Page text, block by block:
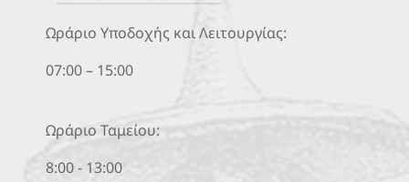
Ωράριο Υποδοχής και Λειτουργίας:
07:00 – 15:00
Ωράριο Ταμείου:
8:00 - 13:00